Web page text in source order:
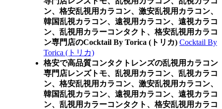
ン、格安乱視用カラコン、激安乱視用カラコン、
韓国乱視カラコン、遠視用カラコン、遠視カラコ
ン、乱視用カラーコンタクト、格安乱視用カラコ
ン専門店のCocktail By Torica (トリカ) Cocktail By
Torica (トリカ)
格安で高品質コンタクトレンズの乱視用カラコン
専門店レンズトモ、乱視用カラコン、乱視カラコ
ン、格安乱視用カラコン、激安乱視用カラコン、
韓国乱視カラコン、遠視用カラコン、遠視カラコ
ン、乱視用カラーコンタクト、格安乱視用カラコ